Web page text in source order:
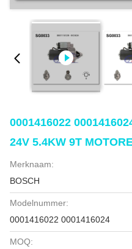
0001416022
24V 5.4KW 9T
Merknaam:
BOSCH
Modelnummer:
0001416022 0001416024
MOQ: